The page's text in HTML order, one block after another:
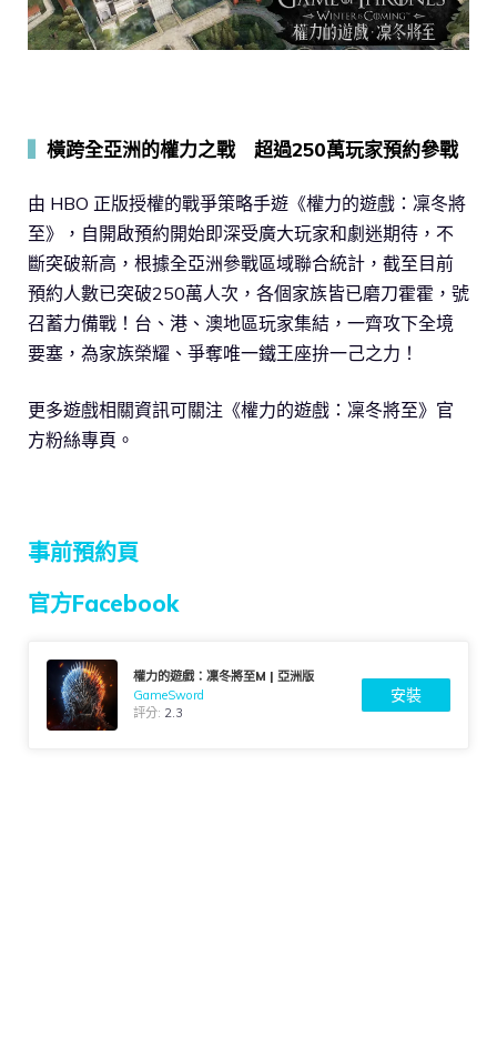
橫跨全亞洲的權力之戰 超過250萬玩家預約參戰
由 HBO 正版授權的戰爭策略手遊《權力的遊戲：凜冬將
至》，自開啟預約開始即深受廣大玩家和劇迷期待，不
斷突破新高，根據全亞洲參戰區域聯合統計，截至目前
預約人數已突破250萬人次，各個家族皆已磨刀霍霍，號
召蓄力備戰！台、港、澳地區玩家集結，一齊攻下全境
要塞，為家族榮耀、爭奪唯一鐵王座拚一己之力！
更多遊戲相關資訊可關注《權力的遊戲：凜冬將至》官
方粉絲專頁。
事前預約頁
官方Facebook
權力的遊戲：凜冬將至M | 亞洲版
GameSword
評分: 2.3
安裝